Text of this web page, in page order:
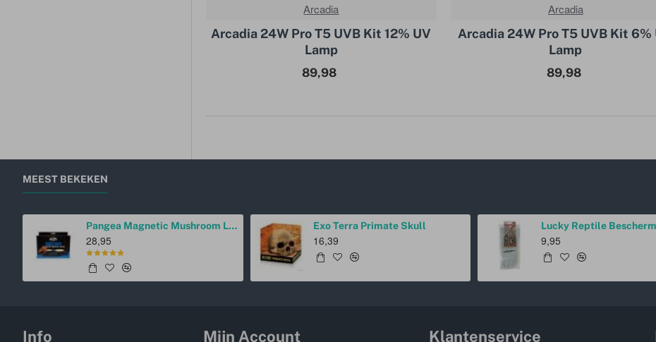
Arcadia
Arcadia 24W Pro T5 UVB Kit 12% UV
Lamp
89,98
Arcadia
Arcadia 24W Pro T5 UVB Kit 6%
Lamp
89,98
MEEST BEKEKEN
Pangea Magnetic Mushroom Ledge Cup Holder
28,95
Exo Terra Primate Skull
16,39 9,95
Info Mijn Account Klantenservice